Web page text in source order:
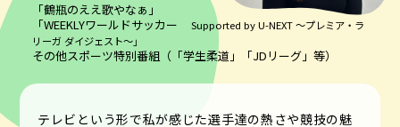
「鶴瓶のええ歌やなぁ」
「WEEKLYワールドサッカー
Supported by U-NEXT ～プレミア・ラ
リーガ ダイジェスト～」
その他スポーツ特別番組（「学生柔道」「JDリーグ」等）
テレビという形で私が感じた選手達の熱さや競技の魅